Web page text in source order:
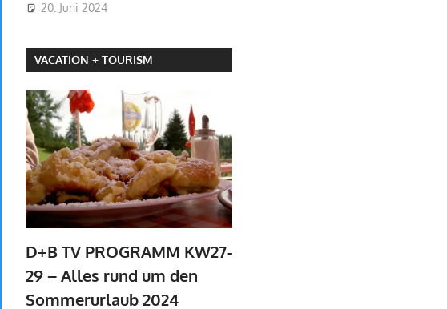
20. Juni 2024
VACATION + TOURISM
D+B TV PROGRAMM KW27-
29 – Alles rund um den
Sommerurlaub 2024